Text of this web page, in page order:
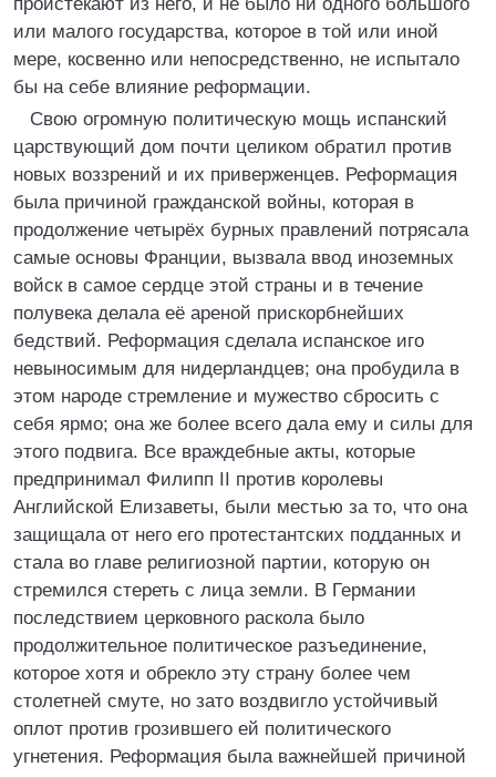
или малого государства, которое в той или иной
мере, косвенно или непосредственно, не испытало
бы на себе влияние реформации.
Свою огромную политическую мощь испанский
царствующий дом почти целиком обратил против
новых воззрений и их приверженцев. Реформация
была причиной гражданской войны, которая в
продолжение четырёх бурных правлений потрясала
самые основы Франции, вызвала ввод иноземных
войск в самое сердце этой страны и в течение
полувека делала её ареной прискорбнейших
бедствий. Реформация сделала испанское иго
невыносимым для нидерландцев; она пробудила в
этом народе стремление и мужество сбросить с
себя ярмо; она же более всего дала ему и силы для
этого подвига. Все враждебные акты, которые
предпринимал Филипп II против королевы
Английской Елизаветы, были местью за то, что она
защищала от него его протестантских подданных и
стала во главе религиозной партии, которую он
стремился стереть с лица земли. В Германии
последствием церковного раскола было
продолжительное политическое разъединение,
которое хотя и обрекло эту страну более чем
столетней смуте, но зато воздвигло устойчивый
оплот против грозившего ей политического
угнетения. Реформация была важнейшей причиной